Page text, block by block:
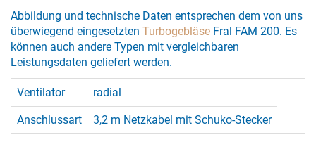
Abbildung und technische Daten entsprechen dem von uns
überwiegend eingesetzten Turbogebläse Fral FAM 200. Es
können auch andere Typen mit vergleichbaren
Leistungsdaten geliefert werden.
Ventilator radial
Anschlussart 3,2 m Netzkabel mit Schuko-Stecker